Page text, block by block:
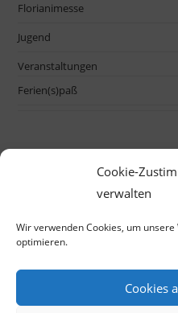
Cookie-
verwalten
Wir verwenden Cookies, um
optimieren.
Cookies
Florianimesse
Jugend
Veranstaltungen
Ferien(s)paß